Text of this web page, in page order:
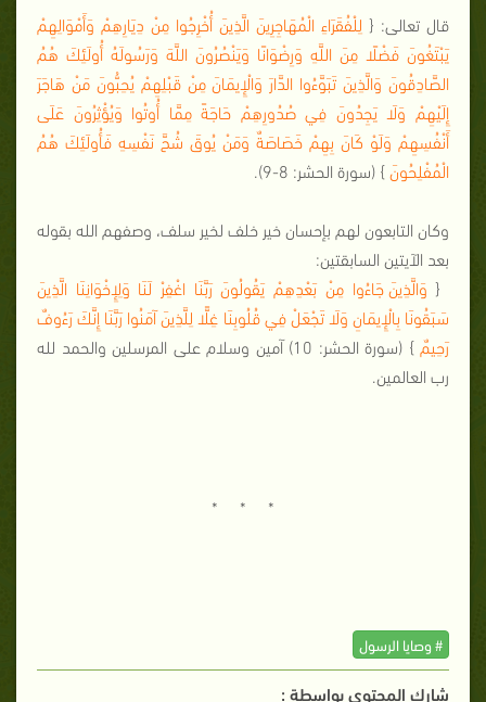
قال تعالى: { لِلْفُقَرَاءِ الْمُهَاجِرِينَ الَّذِينَ أُخْرِجُوا مِنْ دِيَارِهِمْ وَأَمْوَالِهِمْ
يَبْتَغُونَ فَضْلًا مِنَ اللَّهِ وَرِضْوَانًا وَيَنْصُرُونَ اللَّهَ وَرَسُولَهُ أُولَئِكَ هُمُ
الصَّادِقُونَ وَالَّذِينَ تَبَوَّءُوا الدَّارَ وَالْإِيمَانَ مِنْ قَبْلِهِمْ يُحِبُّونَ مَنْ هَاجَرَ
إِلَيْهِمْ وَلَا يَجِدُونَ فِي صُدُورِهِمْ حَاجَةً مِمَّا أُوتُوا وَيُؤْثِرُونَ عَلَى
أَنْفُسِهِمْ وَلَوْ كَانَ بِهِمْ خَصَاصَةٌ وَمَنْ يُوقَ شُحَّ نَفْسِهِ فَأُولَئِكَ هُمُ
الْمُفْلِحُونَ} (سورة الحشر: 8-9).
وكان التابعون لهم بإحسان خير خلف لخير سلف، وصفهم الله بقوله
بعد الآيتين السابقتين:
{ وَالَّذِينَ جَاءُوا مِنْ بَعْدِهِمْ يَقُولُونَ رَبَّنَا اغْفِرْ لَنَا وَلِإِخْوَانِنَا الَّذِينَ
سَبَقُونَا بِالْإِيمَانِ وَلَا تَجْعَلْ فِي قُلُوبِنَا غِلًّا لِلَّذِينَ آمَنُوا رَبَّنَا إِنَّكَ رَءُوفٌ
رَحِيمٌ
} (سورة الحشر: 10) آمين وسلام على المرسلين والحمد لله
رب العالمين.
* * *
# وصايا الرسول
شارك المحتوي بواسطة :